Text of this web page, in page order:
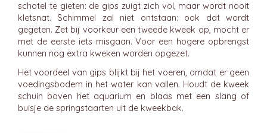
schotel te gieten: de gips zuigt zich vol, maar wordt nooit
kletsnat. Schimmel zal niet ontstaan: ook dat wordt
gegeten. Zet bij voorkeur een tweede kweek op, mocht er
met de eerste iets misgaan. Voor een hogere opbrengst
kunnen nog extra kweken worden opgezet.
Het voordeel van gips blijkt bij het voeren, omdat er geen
voedingsbodem in het water kan vallen. Houdt de kweek
schuin boven het aquarium en blaas met een slang of
buisje de springstaarten uit de kweekbak.